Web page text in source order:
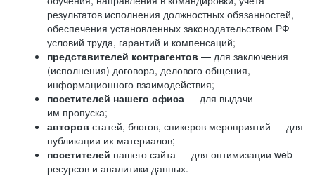
результатов исполнения должностных обязанностей,
обеспечения установленных законодательством РФ
условий труда, гарантий и компенсаций;
представителей контрагентов — для заключения
(исполнения) договора, делового общения,
информационного взаимодействия;
посетителей нашего офиса — для выдачи
им пропуска;
авторов статей, блогов, спикеров мероприятий — для
публикации их материалов;
посетителей нашего сайта — для оптимизации web-
ресурсов и аналитики данных.